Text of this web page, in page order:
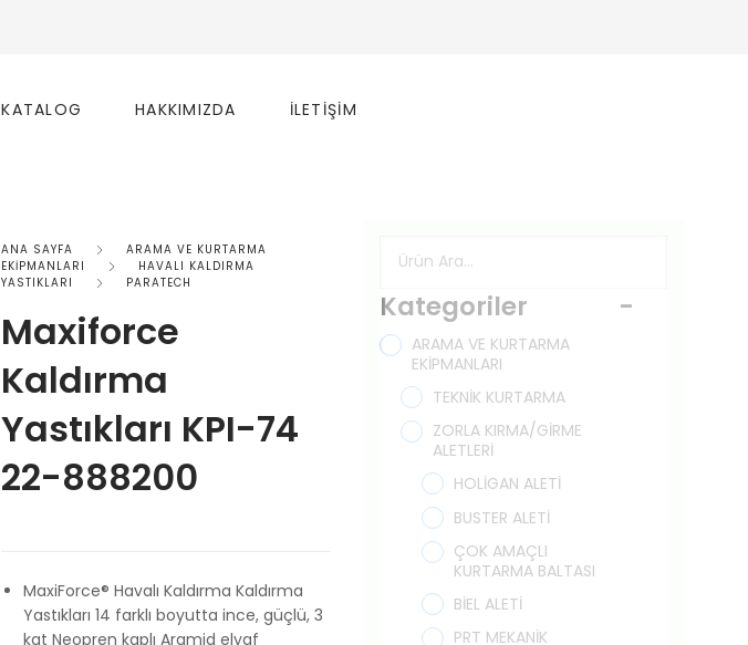
KATALOG HAKKIMIZDA İLETIŞIM
ANA SAYFA
ARAMA VE KURTARMA
EKİPMANLARI
HAVALI KALDIRMA
YASTIKLARI
PARATECH
Maxiforce
Kaldırma
Yastıkları KPI-74
22-888200
MaxiForce® Havalı Kaldırma Kaldırma
Yastıkları 14 farklı boyutta ince, güçlü, 3
kat Neopren kaplı Aramid elyaf
Kategoriler -
ARAMA VE KURTARMA
EKİPMANLARI
TEKNİK KURTARMA
ZORLA KIRMA/GİRME
ALETLERİ
HOLİGAN ALETİ
BUSTER ALETİ
ÇOK AMAÇLI
KURTARMA BALTASI
BİEL ALETİ
PRT MEKANİK